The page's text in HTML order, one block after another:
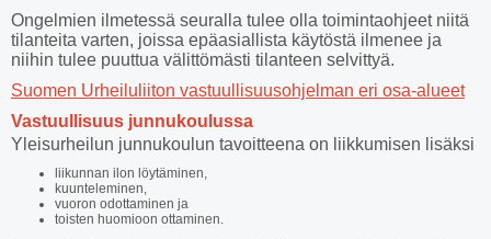
Ongelmien ilmetessä seuralla tulee olla toimintaohjeet niitä
tilanteita varten, joissa epäasiallista käytöstä ilmenee ja
niihin tulee puuttua välittömästi tilanteen selvittyä.
Suomen Urheiluliiton vastuullisuusohjelman eri osa-alueet
Vastuullisuus junnukoulussa
Yleisurheilun junnukoulun tavoitteena on liikkumisen lisäksi
liikunnan ilon löytäminen,
kuunteleminen,
vuoron odottaminen ja
toisten huomioon ottaminen.